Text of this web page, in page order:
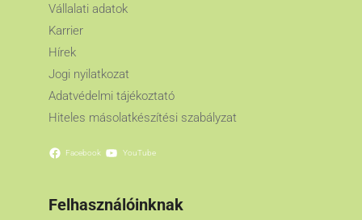
Vállalati adatok
Karrier
Hírek
Jogi nyilatkozat
Adatvédelmi tájékoztató
Hiteles másolatkészítési szabályzat
Facebook YouTube
Felhasználóinknak